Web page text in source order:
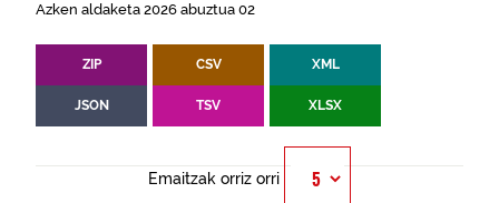
Azken aldaketa 2026 abuztua 02
ZIP CSV XML
JSON TSV XLSX
Emaitzak orriz orri